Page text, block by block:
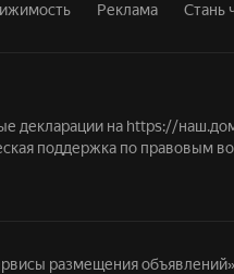
Реклама Стань
декларации на https://
поддержка по правовым
размещения объявлений»